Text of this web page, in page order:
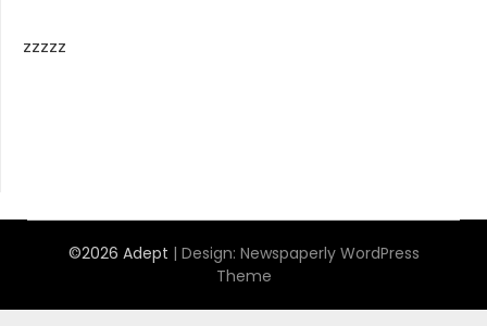
zzzzz
©2026 Adept | Design: Newspaperly WordPress
Theme